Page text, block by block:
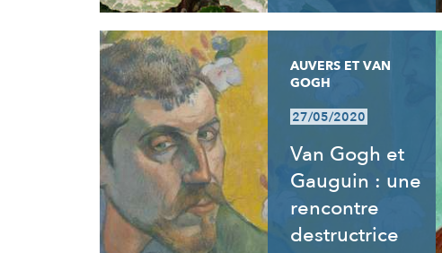
AUVERS ET VAN
GOGH
27/05/2020
Van Gogh et
Gauguin : une
rencontre
destructrice